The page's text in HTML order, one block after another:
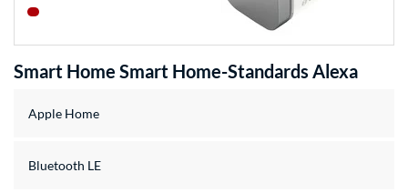
Smart Home Smart Home-Standards Alexa
Apple Home
Bluetooth LE